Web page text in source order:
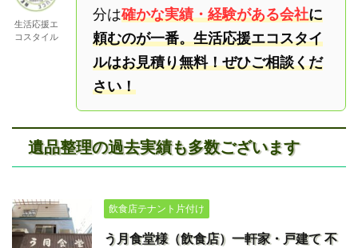
生活応援エ
コスタイル
分は確かな実績・経験がある会社に
頼むのが一番。生活応援エコスタイ
ルはお見積り無料！ぜひご相談くだ
さい！
遺品整理の過去実績も多数ございます
飲食店テナント片付け
う月食堂様（飲食店）一軒家・戸建て 不